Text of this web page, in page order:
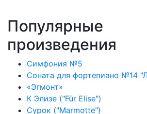
Популярные
произведения
Симфония №5
Соната для фортепиано №14
«Эгмонт»
К Элизе ("Für Elise")
Сурок ("Marmotte")